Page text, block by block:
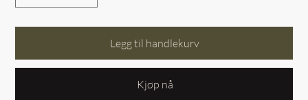
Legg til handlekurv
Kjøp nå